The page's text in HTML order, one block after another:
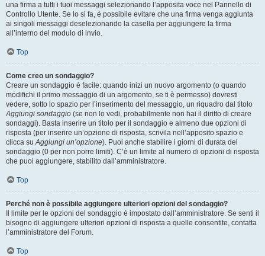
una firma a tutti i tuoi messaggi selezionando l’apposita voce nel Pannello di
Controllo Utente. Se lo si fa, è possibile evitare che una firma venga aggiunta
ai singoli messaggi deselezionando la casella per aggiungere la firma
all’interno del modulo di invio.
Top
Come creo un sondaggio?
Creare un sondaggio è facile: quando inizi un nuovo argomento (o quando
modifichi il primo messaggio di un argomento, se ti è permesso) dovresti
vedere, sotto lo spazio per l’inserimento del messaggio, un riquadro dal titolo
Aggiungi sondaggio (se non lo vedi, probabilmente non hai il diritto di creare
sondaggi). Basta inserire un titolo per il sondaggio e almeno due opzioni di
risposta (per inserire un’opzione di risposta, scrivila nell’apposito spazio e
clicca suAggiungi un’opzione). Puoi anche stabilire i giorni di durata del
sondaggio (0 per non porre limiti). C’è un limite al numero di opzioni di risposta
che puoi aggiungere, stabilito dall’amministratore.
Top
Perché non è possibile aggiungere ulteriori opzioni del sondaggio?
Il limite per le opzioni del sondaggio è impostato dall’amministratore. Se senti il
bisogno di aggiungere ulteriori opzioni di risposta a quelle consentite, contatta
l’amministratore del Forum.
Top